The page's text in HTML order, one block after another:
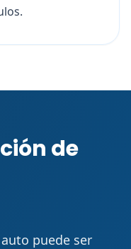
de
puede ser